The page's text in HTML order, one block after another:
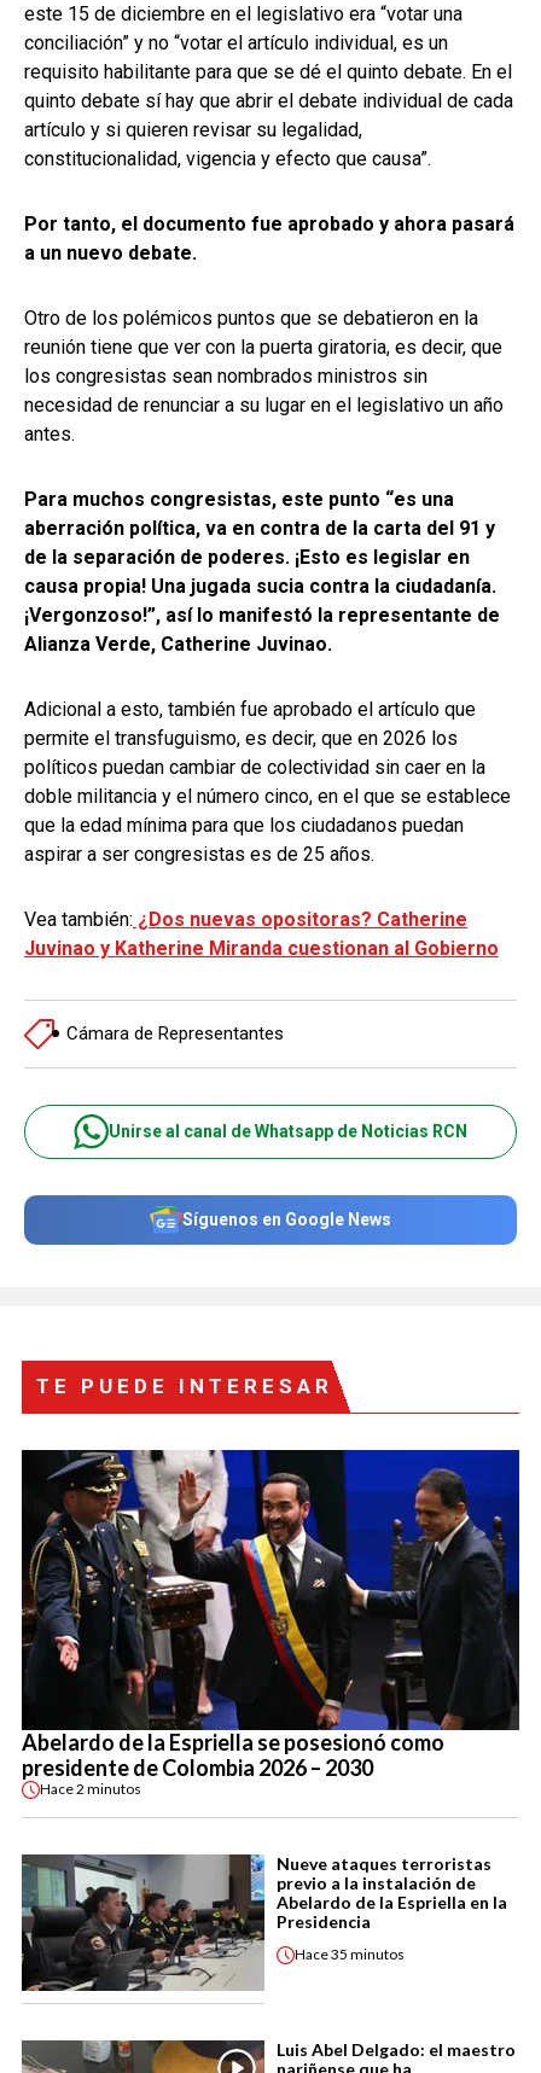
este 15 de diciembre en el legislativo era “votar una
conciliación” y no “votar el artículo individual, es un
requisito habilitante para que se dé el quinto debate. En el
quinto debate sí hay que abrir el debate individual de cada
artículo y si quieren revisar su legalidad,
constitucionalidad, vigencia y efecto que causa”.
Por tanto, el documento fue aprobado y ahora pasará
a un nuevo debate.
Otro de los polémicos puntos que se debatieron en la
reunión tiene que ver con la puerta giratoria, es decir, que
los congresistas sean nombrados ministros sin
necesidad de renunciar a su lugar en el legislativo un año
antes.
Para muchos congresistas, este punto “es una
aberración política, va en contra de la carta del 91 y
de la separación de poderes. ¡Esto es legislar en
causa propia! Una jugada sucia contra la ciudadanía.
¡Vergonzoso!”, así lo manifestó la representante de
Alianza Verde, Catherine Juvinao.
Adicional a esto, también fue aprobado el artículo que
permite el transfuguismo, es decir, que en 2026 los
políticos puedan cambiar de colectividad sin caer en la
doble militancia y el número cinco, en el que se establece
que la edad mínima para que los ciudadanos puedan
aspirar a ser congresistas es de 25 años.
Vea también: ¿Dos nuevas opositoras? Catherine
Juvinao y Katherine Miranda cuestionan al Gobierno
Cámara de Representantes
Unirse al canal de Whatsapp de Noticias RCN
Síguenos en Google News
TE PUEDE INTERESAR
Abelardo de la Espriella se posesionó como
presidente de Colombia 2026 – 2030
Hace2 minutos
Nueve ataques terroristas
previo a la instalación de
Abelardo de la Espriella en la
Presidencia
Hace35 minutos
Luis Abel Delgado: el maestro
nariñense que ha